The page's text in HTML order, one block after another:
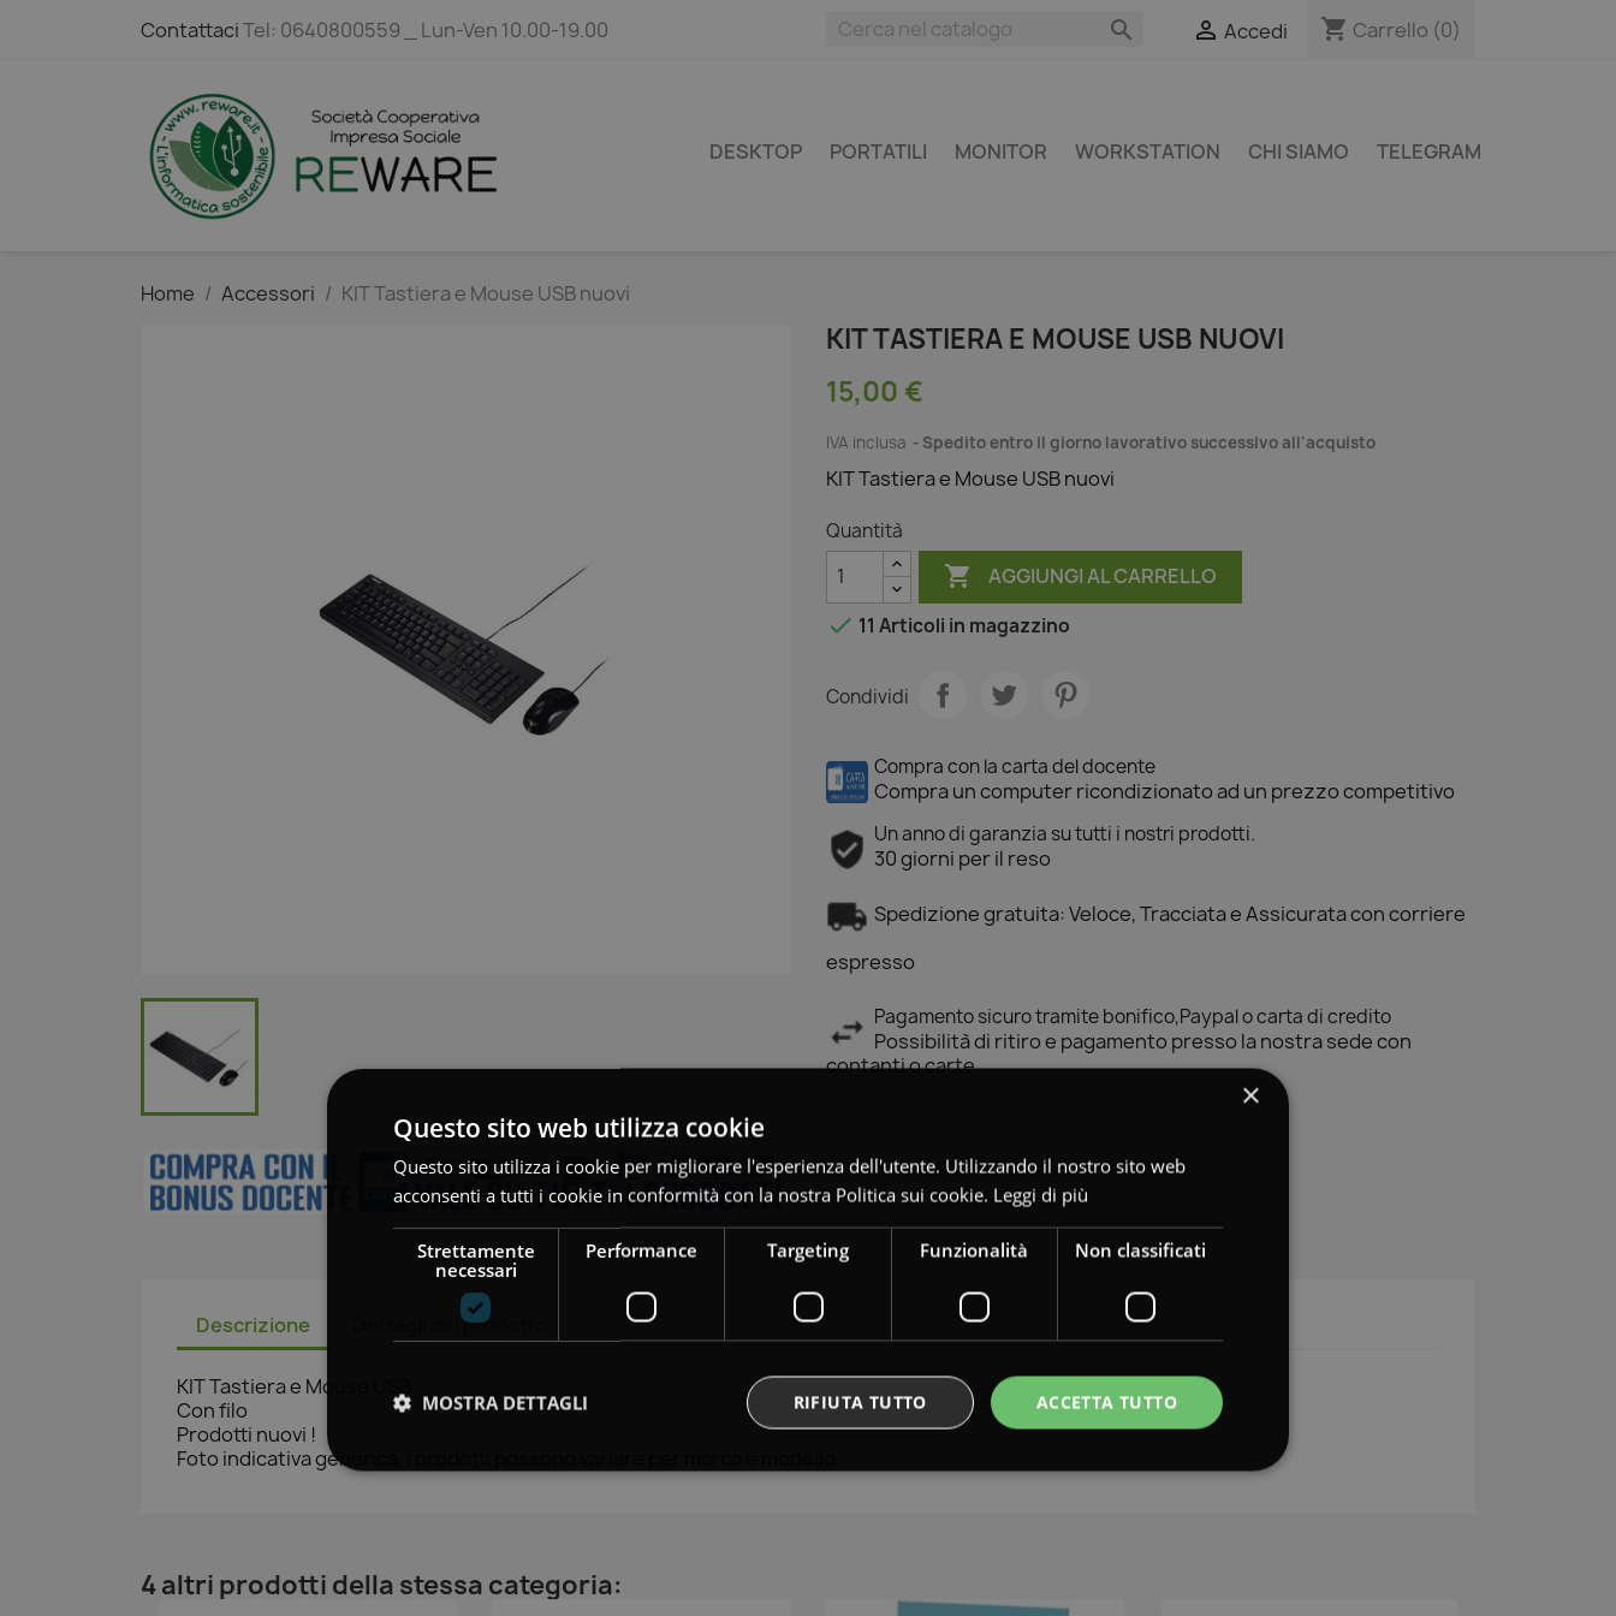
ContattaciTel: 0640800559 _ Lun-Ven 10.00-19.00   Accedi shopping_cart Carrello (0)
DESKTOP PORTATILI MONITOR WORKSTATION CHI SIAMO TELEGRAM
Home Accessori KIT Tastiera e Mouse USB nuovi
KIT TASTIERA E MOUSE USB NUOVI
15,00 €
IVA inclusa Spedito entro il giorno lavorativo successivo all'acquisto
KIT Tastiera e Mouse USB nuovi
Quantità
 AGGIUNGI AL CARRELLO
 11 Articoli in magazzino
Condividi
Compra con la carta del docente
Compra un computer ricondizionato ad un prezzo competitivo
Un anno di garanzia su tutti i nostri prodotti.
30 giorni per il reso
Spedizione gratuita: Veloce, Tracciata e Assicurata con corriere
espresso
Pagamento sicuro tramite bonifico,Paypal o carta di credito
Possibilità di ritiro e pagamento presso la nostra sede con
contanti o carte
Descrizione Dettagli del prodotto
KIT Tastiera e Mouse USB
Con filo
Prodotti nuovi !
Foto indicativa generica, i prodotti possono variare per marca e modello.
4 altri prodotti della stessa categoria:
×
Questo sito web utilizza cookie
Questo sito utilizza i cookie per migliorare l'esperienza dell'utente. Utilizzando il nostro sito web
acconsenti a tutti i cookie in conformità con la nostra Politica sui cookie. Leggi di più
Strettamente
necessari
Performance Targeting Funzionalità Non classificati
ACCETTA TUTTO
RIFIUTA TUTTO
MOSTRA DETTAGLI